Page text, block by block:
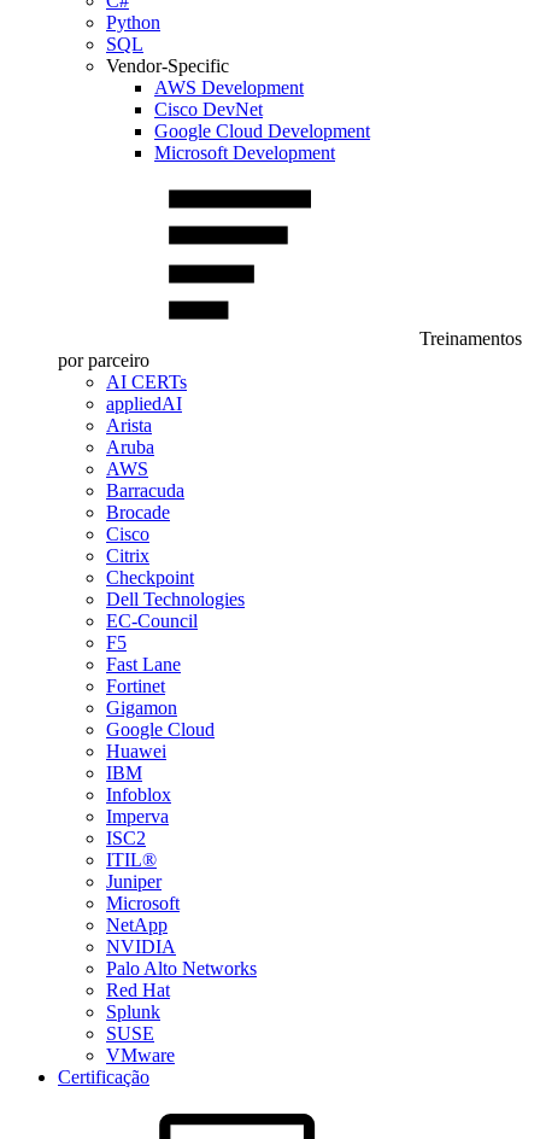
Python
SQL
Vendor-Specific
AWS Development
Cisco DevNet
Google Cloud Development
Microsoft Development
Treinamentos
por parceiro
AI CERTs
appliedAI
Arista
Aruba
AWS
Barracuda
Brocade
Cisco
Citrix
Checkpoint
Dell Technologies
EC-Council
F5
Fast Lane
Fortinet
Gigamon
Google Cloud
Huawei
IBM
Infoblox
Imperva
ISC2
ITIL®
Juniper
Microsoft
NetApp
NVIDIA
Palo Alto Networks
Red Hat
Splunk
SUSE
VMware
Certificação